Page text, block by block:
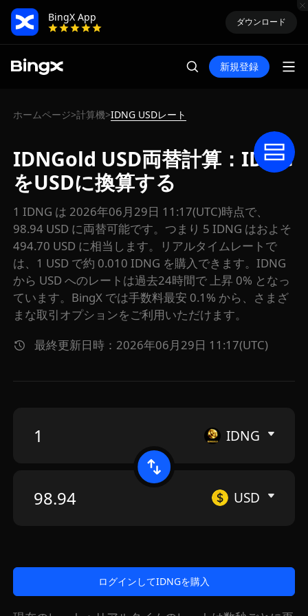
BingX App
ダウンロード
新規登録
ホームページ>計算機>IDNG USDレート
IDNGold USD両替計算：IDNG
をUSDに換算する
1 IDNG は 2026年06月29日 11:17(UTC)時点で、
98.94 USD に両替可能です。つまり 5 IDNG はおよそ
494.70 USD に相当します。リアルタイムレートで
は、1 USD で約 0.010 IDNG を購入できます。IDNG
から USD へのレートは過去24時間で 上昇 0% となっ
ています。BingX では手数料最安 0.1% から、さまざ
まな取引オプションをご利用いただけます。
最終更新日時：2026年06月29日 11:17(UTC)
IDNG
USD
ログインしてIDNGを購入